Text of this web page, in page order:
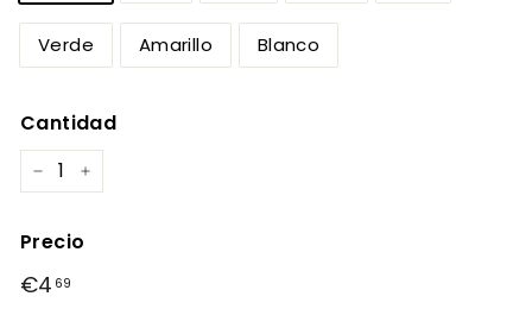
Verde Amarillo Blanco
Cantidad
− +
Precio
Precio
€4 69